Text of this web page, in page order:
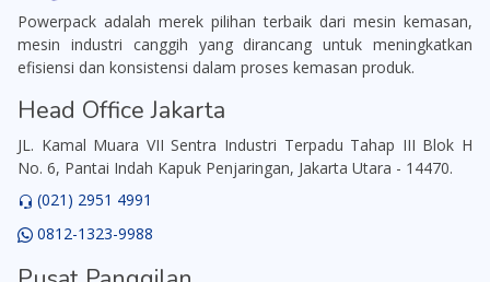
Powerpack adalah merek pilihan terbaik dari mesin kemasan,
mesin industri canggih yang dirancang untuk meningkatkan
efisiensi dan konsistensi dalam proses kemasan produk.
Head Office Jakarta
JL. Kamal Muara VII Sentra Industri Terpadu Tahap III Blok H
No. 6, Pantai Indah Kapuk Penjaringan, Jakarta Utara - 14470.
(021) 2951 4991
0812-1323-9988